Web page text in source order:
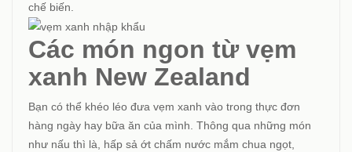
chế biến.
Các món ngon từ vẹm
xanh New Zealand
Bạn có thể khéo léo đưa vẹm xanh vào trong thực đơn
hàng ngày hay bữa ăn của mình. Thông qua những món
như nấu thì là, hấp sả ớt chấm nước mắm chua ngọt,